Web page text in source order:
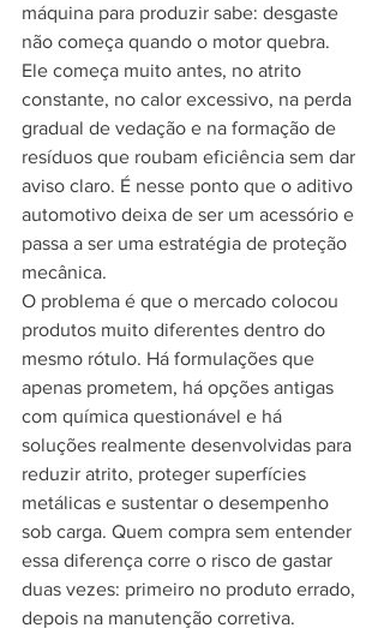
máquina para produzir sabe: desgaste
não começa quando o motor quebra.
Ele começa muito antes, no atrito
constante, no calor excessivo, na perda
gradual de vedação e na formação de
resíduos que roubam eficiência sem dar
aviso claro. É nesse ponto que o aditivo
automotivo deixa de ser um acessório e
passa a ser uma estratégia de proteção
mecânica.
O problema é que o mercado colocou
produtos muito diferentes dentro do
mesmo rótulo. Há formulações que
apenas prometem, há opções antigas
com química questionável e há
soluções realmente desenvolvidas para
reduzir atrito, proteger superfícies
metálicas e sustentar o desempenho
sob carga. Quem compra sem entender
essa diferença corre o risco de gastar
duas vezes: primeiro no produto errado,
depois na manutenção corretiva.